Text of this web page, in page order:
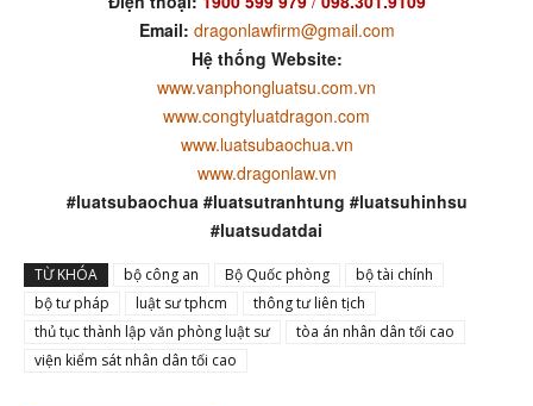
Email: dragonlawfirm@gmail.com
Hệ thống Website:
www.vanphongluatsu.com.vn
www.congtyluatdragon.com
www.luatsubaochua.vn
www.dragonlaw.vn
#luatsubaochua #luatsutranhtung #luatsuhinhsu
#luatsudatdai
TỪ KHÓA bộ công an Bộ Quốc phòng
bộ tài chính
bộ tư pháp
luật sư tphcm
thông tư liên tịch
thủ tục thành lập văn phòng luật sư
tòa án nhân dân tối cao
viện kiểm sát nhân dân tối cao